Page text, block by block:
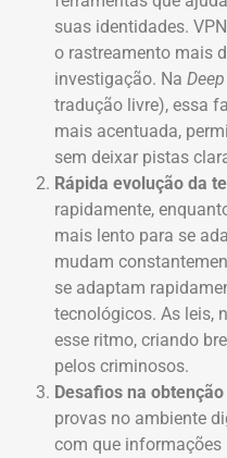
suas identidades.
o rastreamento mais
investigação. Na
tradução livre), essa
mais acentuada,
sem deixar pistas
Rápida evolução da
rapidamente,
mais lento para se
mudam
se adaptam
tecnológicos. As leis,
esse ritmo, criando
pelos criminosos.
Desafios na
provas no ambiente
com que